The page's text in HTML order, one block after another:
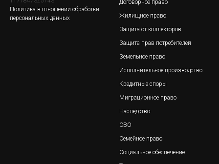
Политика в отношении обработки
персональных данных
Договорное право
Жилищное право
Защита от коллекторов
Защита прав потребителей
Земельное право
Исполнительное производство
Кредитные споры
Миграционное право
Наследство
СВО
Семейное право
Социальное обеспечение